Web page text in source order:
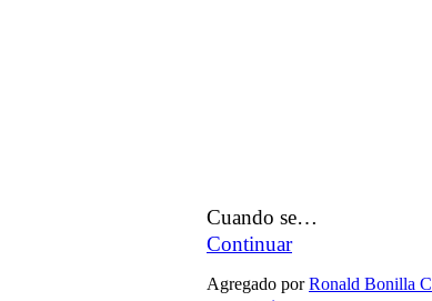
Cuando se…
Continuar
Agregado porRonald Bonilla